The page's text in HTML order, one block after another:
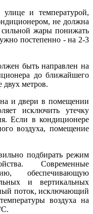
и температурой,
не должна
жары понижать
постепенно - на 2-3
быть направлен на
до ближайшего
двух метров.
и двери в помещении
исключить утечку
Если в кондиционере
воздуха, помещение
подбирать режим
Современные
обеспечивающую
и вертикальных
поток, исключающий
воздуха на